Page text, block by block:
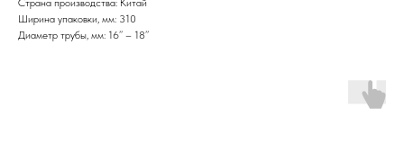
Страна производства: Китай
Ширина упаковки, мм: 310
Диаметр трубы, мм: 16’’ – 18’’